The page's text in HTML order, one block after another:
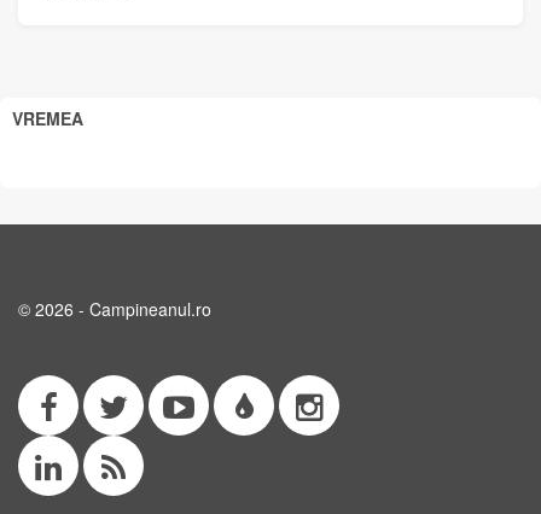
VREMEA
© 2026 - Campineanul.ro